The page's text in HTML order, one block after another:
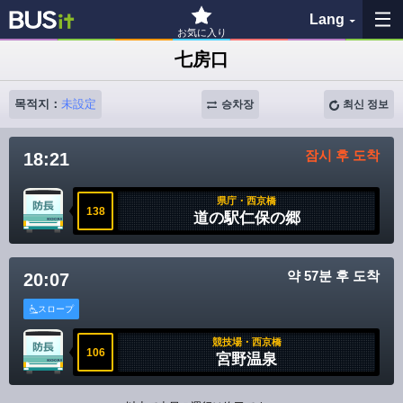
お気に入り
Lang
즐겨찾기
버스 정류장 검색
BUSit 이용 가이드
七房口
목적지： 未設定 최신 정보
승차장
18:21 잠시 후 도착
138
県庁・西京橋
道の駅仁保の郷
20:07 약 57분 후 도착
スロープ
106
競技場・西京橋
宮野温泉